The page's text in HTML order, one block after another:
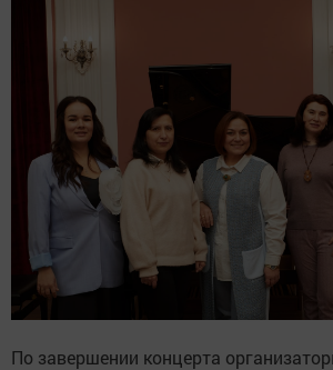
По завершении концерта